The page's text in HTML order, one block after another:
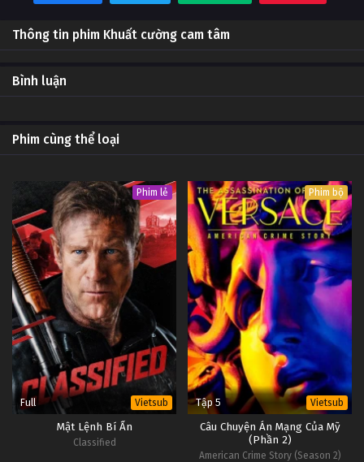
Thông tin phim Khuất cường cam tâm
Bình luận
Phim cùng thể loại
Phim lẻ
Full Vietsub
Mật Lệnh Bí Ẩn
Classified
Phim bộ
Tập 5 Vietsub
Câu Chuyện Án Mạng Của Mỹ
(Phần 2)
American Crime Story (Season 2)